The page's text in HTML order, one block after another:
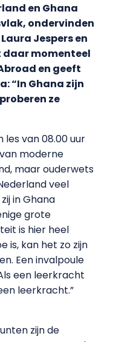
en Ghana
ondervinden
Jespers en
daar momenteel
en geeft
“In Ghana zijn
ze
les van 08.00 uur
moderne
maar ouderwets
veel
in Ghana
grote
is hier heel
is, kan het zo zijn
Een invalpoule
een leerkracht
leerkracht.”
zijn de